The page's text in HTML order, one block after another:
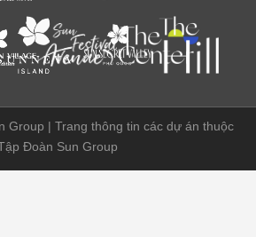
Group | Trang thông tin các dự án thuộc
Đoàn Sun Group